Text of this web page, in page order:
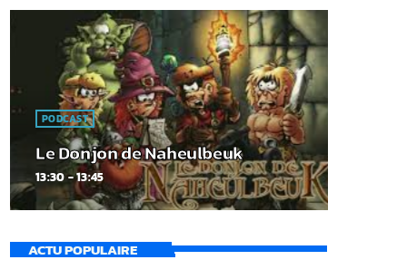
PODCAST
Le Donjon de Naheulbeuk
13:30 - 13:45
ACTU POPULAIRE